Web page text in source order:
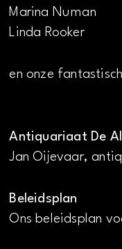
Marina Numan
Linda Rooker
en onze
Antiquariaat De
Jan Oijevaar,
Beleidsplan
Ons beleidsplan